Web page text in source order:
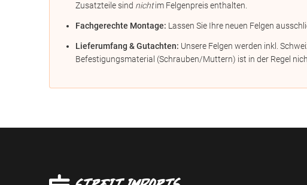
Zusatzteile sind nichtim Felgenpreis enthalten.
Fachgerechte Montage: Lassen Sie Ihre neuen Felgen
Lieferumfang & Gutachten: Unsere Felgen werden inkl.
Befestigungsmaterial (Schrauben/Muttern) ist in der Regel